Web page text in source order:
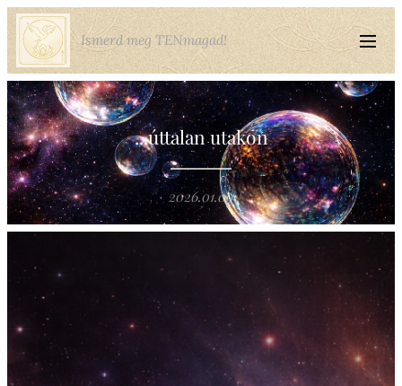
Ismerd meg TENmagad!
...úttalan utakon
2026.01.09